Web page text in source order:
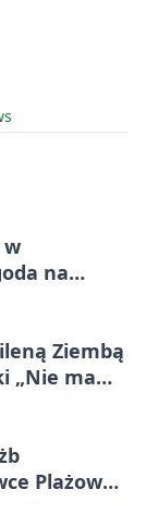
w
na
Ziembą
„Nie mam
Plażowej